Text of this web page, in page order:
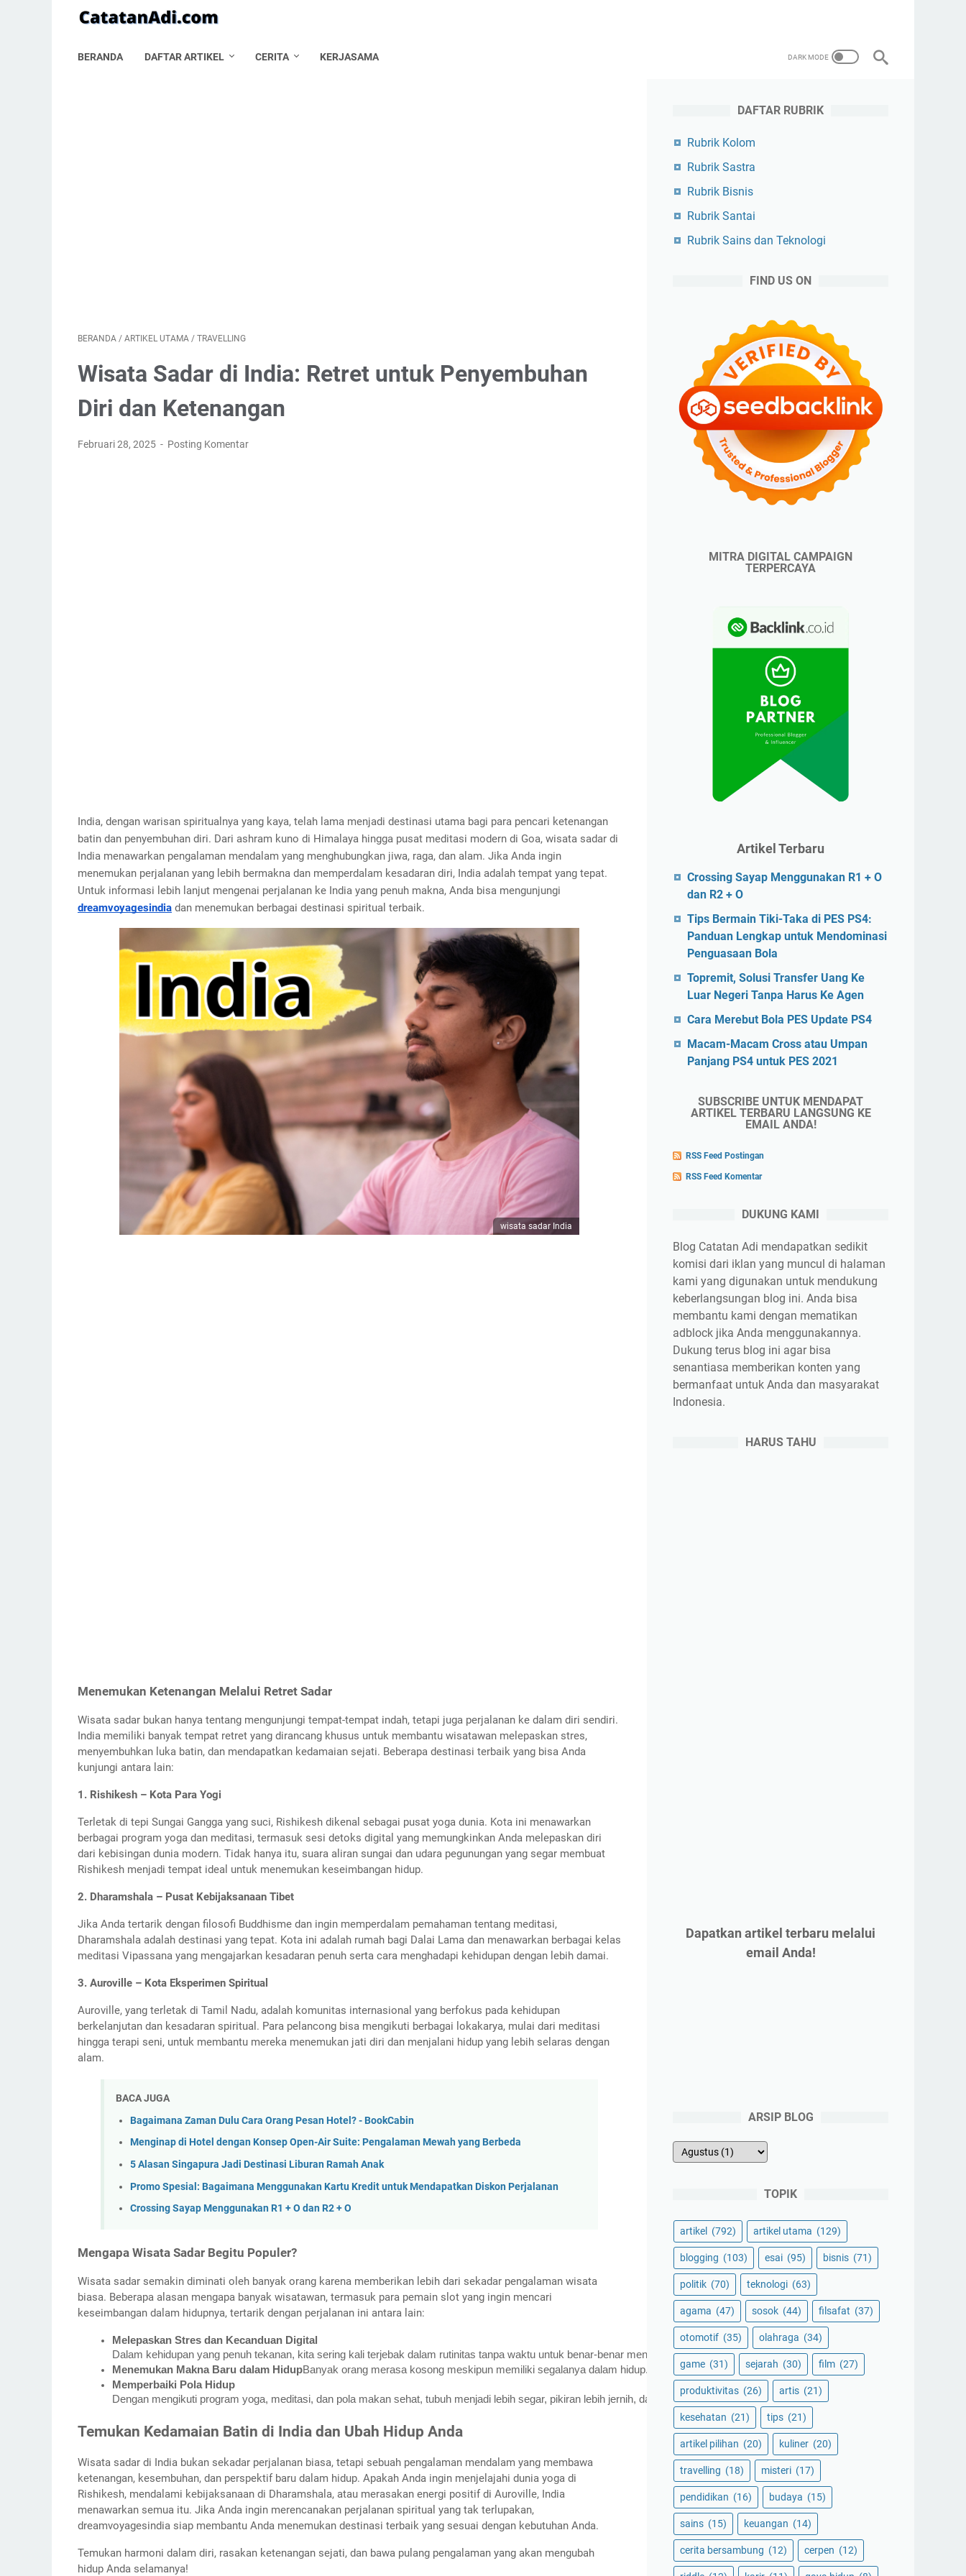
BERANDA DAFTAR ARTIKEL CERITA KERJASAMA
BERANDA / ARTIKEL UTAMA / TRAVELLING
Wisata Sadar di India: Retret untuk Penyembuhan
Diri dan Ketenangan
Februari 28, 2025 Posting Komentar
India, dengan warisan spiritualnya yang kaya, telah lama menjadi destinasi utama bagi para pencari ketenangan
batin dan penyembuhan diri. Dari ashram kuno di Himalaya hingga pusat meditasi modern di Goa, wisata sadar di
India menawarkan pengalaman mendalam yang menghubungkan jiwa, raga, dan alam. Jika Anda ingin
menemukan perjalanan yang lebih bermakna dan memperdalam kesadaran diri, India adalah tempat yang tepat.
Untuk informasi lebih lanjut mengenai perjalanan ke India yang penuh makna, Anda bisa mengunjungi
dreamvoyagesindia dan menemukan berbagai destinasi spiritual terbaik.
wisata sadar India
Menemukan Ketenangan Melalui Retret Sadar
Wisata sadar bukan hanya tentang mengunjungi tempat-tempat indah, tetapi juga perjalanan ke dalam diri sendiri.
India memiliki banyak tempat retret yang dirancang khusus untuk membantu wisatawan melepaskan stres,
menyembuhkan luka batin, dan mendapatkan kedamaian sejati. Beberapa destinasi terbaik yang bisa Anda
kunjungi antara lain:
1. Rishikesh – Kota Para Yogi
Terletak di tepi Sungai Gangga yang suci, Rishikesh dikenal sebagai pusat yoga dunia. Kota ini menawarkan
berbagai program yoga dan meditasi, termasuk sesi detoks digital yang memungkinkan Anda melepaskan diri
dari kebisingan dunia modern. Tidak hanya itu, suara aliran sungai dan udara pegunungan yang segar membuat
Rishikesh menjadi tempat ideal untuk menemukan keseimbangan hidup.
2. Dharamshala – Pusat Kebijaksanaan Tibet
Jika Anda tertarik dengan filosofi Buddhisme dan ingin memperdalam pemahaman tentang meditasi,
Dharamshala adalah destinasi yang tepat. Kota ini adalah rumah bagi Dalai Lama dan menawarkan berbagai kelas
meditasi Vipassana yang mengajarkan kesadaran penuh serta cara menghadapi kehidupan dengan lebih damai.
3. Auroville – Kota Eksperimen Spiritual
Auroville, yang terletak di Tamil Nadu, adalah komunitas internasional yang berfokus pada kehidupan
berkelanjutan dan kesadaran spiritual. Para pelancong bisa mengikuti berbagai lokakarya, mulai dari meditasi
hingga terapi seni, untuk membantu mereka menemukan jati diri dan menjalani hidup yang lebih selaras dengan
alam.
BACA JUGA
Bagaimana Zaman Dulu Cara Orang Pesan Hotel? - BookCabin
Menginap di Hotel dengan Konsep Open-Air Suite: Pengalaman Mewah yang Berbeda
5 Alasan Singapura Jadi Destinasi Liburan Ramah Anak
Promo Spesial: Bagaimana Menggunakan Kartu Kredit untuk Mendapatkan Diskon Perjalanan
Crossing Sayap Menggunakan R1 + O dan R2 + O
Mengapa Wisata Sadar Begitu Populer?
Wisata sadar semakin diminati oleh banyak orang karena memberikan lebih dari sekadar pengalaman wisata
biasa. Beberapa alasan mengapa banyak wisatawan, termasuk para pemain slot yang ingin mencari
keseimbangan dalam hidupnya, tertarik dengan perjalanan ini antara lain:
Melepaskan Stres dan Kecanduan Digital
Dalam kehidupan yang penuh tekanan, kita sering kali terjebak dalam rutinitas tanpa waktu untuk benar-benar menyadari keberadaan diri. Retret di India memungkinkan Anda untuk
Menemukan Makna Baru dalam HidupBanyak orang merasa kosong meskipun memiliki segalanya dalam hidup. Wisata sadar membantu mengisi kekosongan itu dengan praktik
Memperbaiki Pola Hidup
Dengan mengikuti program yoga, meditasi, dan pola makan sehat, tubuh menjadi lebih segar, pikiran lebih jernih, dan energi positif meningkat. Ini sangat bermanfaat bagi siapa
Temukan Kedamaian Batin di India dan Ubah Hidup Anda
Wisata sadar di India bukan sekadar perjalanan biasa, tetapi sebuah pengalaman mendalam yang membawa
ketenangan, kesembuhan, dan perspektif baru dalam hidup. Apakah Anda ingin menjelajahi dunia yoga di
Rishikesh, mendalami kebijaksanaan di Dharamshala, atau merasakan energi positif di Auroville, India
menawarkan semua itu. Jika Anda ingin merencanakan perjalanan spiritual yang tak terlupakan,
dreamvoyagesindia siap membantu Anda menemukan destinasi terbaik yang sesuai dengan kebutuhan Anda.
Temukan harmoni dalam diri, rasakan ketenangan sejati, dan bawa pulang pengalaman yang akan mengubah
hidup Anda selamanya!
DAFTAR RUBRIK
Rubrik Kolom
Rubrik Sastra
Rubrik Bisnis
Rubrik Santai
Rubrik Sains dan Teknologi
FIND US ON
MITRA DIGITAL CAMPAIGN
TERPERCAYA
Artikel Terbaru
Crossing Sayap Menggunakan R1 + O
dan R2 + O
Tips Bermain Tiki-Taka di PES PS4:
Panduan Lengkap untuk Mendominasi
Penguasaan Bola
Topremit, Solusi Transfer Uang Ke
Luar Negeri Tanpa Harus Ke Agen
Cara Merebut Bola PES Update PS4
Macam-Macam Cross atau Umpan
Panjang PS4 untuk PES 2021
SUBSCRIBE UNTUK MENDAPAT
ARTIKEL TERBARU LANGSUNG KE
EMAIL ANDA!
RSS Feed Postingan
RSS Feed Komentar
DUKUNG KAMI
Blog Catatan Adi mendapatkan sedikit
komisi dari iklan yang muncul di halaman
kami yang digunakan untuk mendukung
keberlangsungan blog ini. Anda bisa
membantu kami dengan mematikan
adblock jika Anda menggunakannya.
Dukung terus blog ini agar bisa
senantiasa memberikan konten yang
bermanfaat untuk Anda dan masyarakat
Indonesia.
HARUS TAHU
Dapatkan artikel terbaru melalui
email Anda!
ARSIP BLOG
TOPIK
artikel (792) artikel utama (129)
blogging (103) esai (95) bisnis (71)
politik (70) teknologi (63)
agama (47) sosok (44) filsafat (37)
otomotif (35) olahraga (34)
game (31) sejarah (30) film (27)
produktivitas (26) artis (21)
kesehatan (21) tips (21)
artikel pilihan (20) kuliner (20)
travelling (18) misteri (17)
pendidikan (16) budaya (15)
sains (15) keuangan (14)
cerita bersambung (12) cerpen (12)